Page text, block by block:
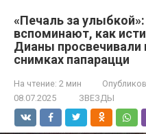
«Печаль за
вспоминают, как
Дианы
снимках папарацци
На чтение: 2 мин
08.07.2025
ЗВЕЗДЫ